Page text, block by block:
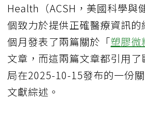
Health（ACSH，美國科學與
個致力於提供正確醫療資訊的
個月發表了兩篇關於「塑膠微
文章，而這兩篇文章都引用了
局在2025-10-15發布的一份
文獻綜述。